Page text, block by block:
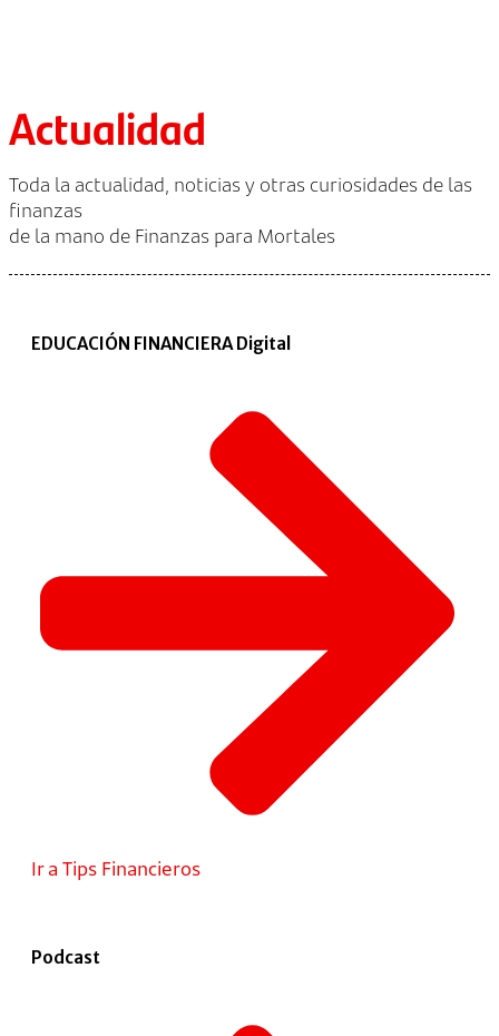
Actualidad
Toda la actualidad, noticias y otras curiosidades de las
finanzas
de la mano de Finanzas para Mortales
EDUCACIÓN FINANCIERA Digital
Ir a Tips Financieros
Podcast